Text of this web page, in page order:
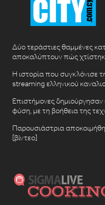
Δύο τεράστιες θαμμένες
αποκαλύπτουν πώς
Η ιστορία που συγκλόνισε
streaming ελληνικού
Επιστήμονες
φύση, με τη βοήθεια της
Παρουσιάστρια
[βίντεο]